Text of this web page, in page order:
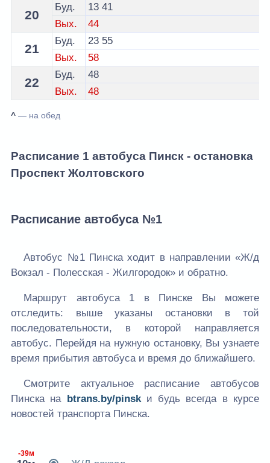
20
Буд. 13 41
Вых.
44
21
Буд. 23 55
Вых.
58
22
Буд.
48
Вых.
48
^ — на обед
Расписание 1 автобуса Пинск - остановка
Проспект Жолтовского
Расписание автобуса №1
Автобус №1 Пинска ходит в направлении «Ж/д
Вокзал - Полесская - Жилгородок» и обратно.
Маршрут автобуса 1 в Пинске Вы можете
отследить: выше указаны остановки в той
последовательности, в которой направляется
автобус. Перейдя на нужную остановку, Вы узнаете
время прибытия автобуса и время до ближайшего.
Смотрите актуальное расписание автобусов
Пинска на
btrans.by/pinskи будь всегда в курсе
новостей транспорта Пинска.
-39м